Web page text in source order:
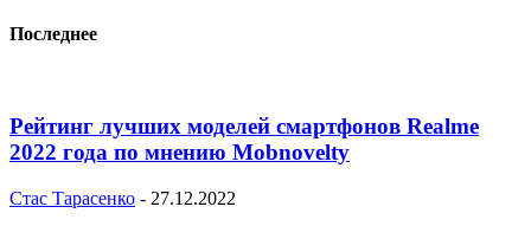
Последнее
Рейтинг лучших моделей смартфонов Realme
2022 года по мнению Mobnovelty
Стас Тарасенко - 27.12.2022